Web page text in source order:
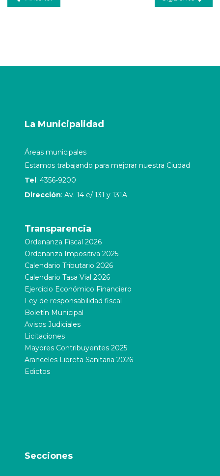
La Municipalidad
Áreas municipales
Estamos trabajando para mejorar nuestra Ciudad
Tel: 4356-9200
Dirección: Av. 14 e/ 131 y 131A
Transparencia
Ordenanza Fiscal 2026
Ordenanza Impositiva 2025
Calendario Tributario 2026
Calendario Tasa Vial 2026
Ejercicio Económico Financiero
Ley de responsabilidad fiscal
Boletín Municipal
Avisos Judiciales
Licitaciones
Mayores Contribuyentes 2025
Aranceles Libreta Sanitaria 2026
Edictos
Secciones